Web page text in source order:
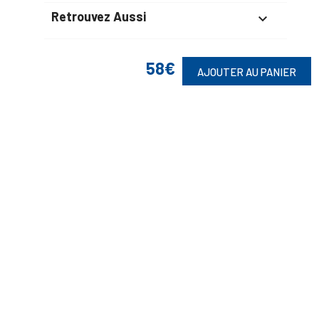
58€ AJOUTER AU PANIER
Retrouvez Aussi 